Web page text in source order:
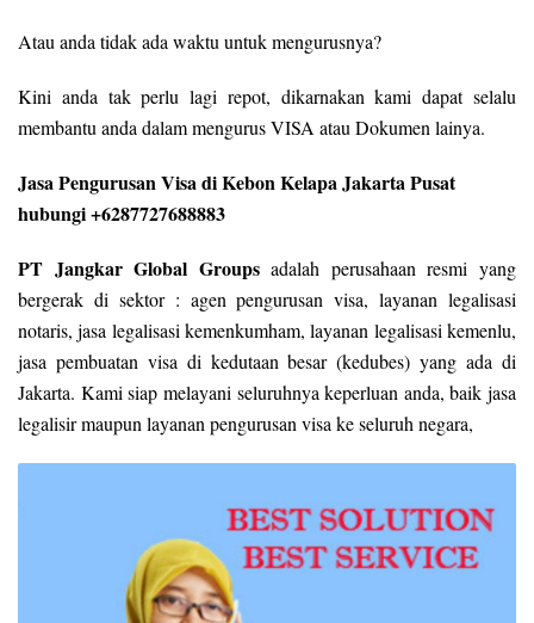
Atau anda tidak ada waktu untuk mengurusnya?
Kini anda tak perlu lagi repot, dikarnakan kami dapat selalu
membantu anda dalam mengurus VISA atau Dokumen lainya.
Jasa Pengurusan Visa di Kebon Kelapa Jakarta Pusat
hubungi +6287727688883
PT Jangkar Global Groupsadalah perusahaan resmi yang
bergerak di sektor : agen pengurusan visa, layanan legalisasi
notaris, jasa legalisasi kemenkumham, layanan legalisasi kemenlu,
jasa pembuatan visa di kedutaan besar (kedubes) yang ada di
Jakarta. Kami siap melayani seluruhnya keperluan anda, baik jasa
legalisir maupun layanan pengurusan visa ke seluruh negara,